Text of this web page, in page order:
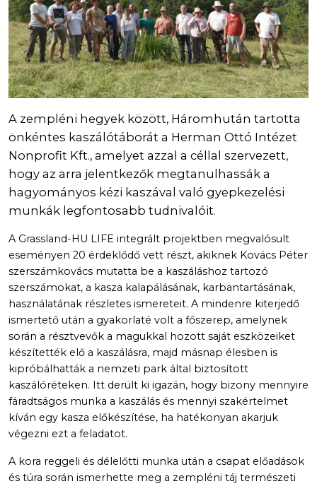
A zempléni hegyek között, Háromhután tartotta
önkéntes kaszálótáborát a Herman Ottó Intézet
Nonprofit Kft., amelyet azzal a céllal szervezett,
hogy az arra jelentkezők megtanulhassák a
hagyományos kézi kaszával való gyepkezelési
munkák legfontosabb tudnivalóit.
A Grassland-HU LIFE integrált projektben megvalósult
eseményen 20 érdeklődő vett részt, akiknek Kovács Péter
szerszámkovács mutatta be a kaszáláshoz tartozó
szerszámokat, a kasza kalapálásának, karbantartásának,
használatának részletes ismereteit. A mindenre kiterjedő
ismertető után a gyakorlaté volt a főszerep, amelynek
során a résztvevők a magukkal hozott saját eszközeiket
készítették elő a kaszálásra, majd másnap élesben is
kipróbálhatták a nemzeti park által biztosított
kaszálóréteken. Itt derült ki igazán, hogy bizony mennyire
fáradtságos munka a kaszálás és mennyi szakértelmet
kíván egy kasza előkészítése, ha hatékonyan akarjuk
végezni ezt a feladatot.
A kora reggeli és délelőtti munka után a csapat előadások
és túra során ismerhette meg a zempléni táj természeti